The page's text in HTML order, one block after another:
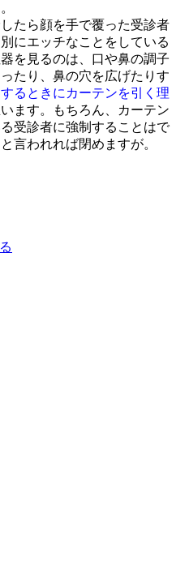
たら顔を手で覆った受診者
にエッチなことをしている
を見るのは、口や鼻の調子
たり、鼻の穴を広げたりす
るときにカーテンを引く理
ます。もちろん、カーテン
受診者に強制することはで
言われれば閉めますが。